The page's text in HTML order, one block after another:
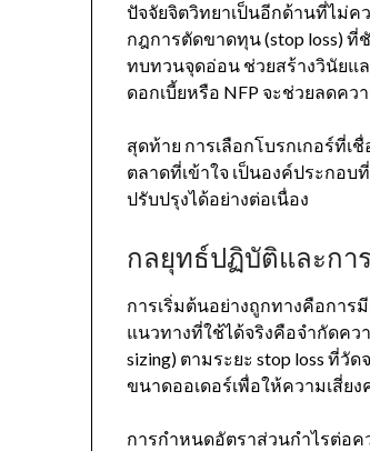
ปัจจัยจิตวิทยาเป็นอีกด้านที่ไม่
กฎการตัดขาดทุน (stop loss) ที่
ทบทวนจุดอ่อน ช่วยสร้างวินัยแ
ดอกเบี้ยหรือ NFP จะช่วยลดค
สุดท้าย การเลือกโบรกเกอร์ที่เ
ตลาดที่เข้าใจ เป็นองค์ประกอบ
ปรับปรุงได้อย่างต่อเนื่อง
กลยุทธ์ปฏิบัติและกา
การเริ่มต้นอย่างถูกทางคือการมี
แนวทางที่ใช้ได้จริงคือจำกัดคว
sizing) ตามระยะ stop loss ที่วั
ขนาดออเดอร์เพื่อให้ความเสี่ย
การกำหนดอัตราส่วนกำไรต่อคว